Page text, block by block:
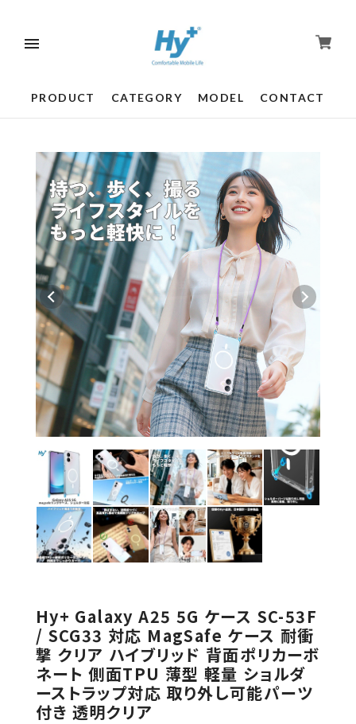
PRODUCT CATEGORY MODEL CONTACT
Hy+ Galaxy A25 5G ケース SC-53F
/ SCG33 対応 MagSafe ケース 耐衝
撃 クリア ハイブリッド 背面ポリカーボ
ネート 側面TPU 薄型 軽量 ショルダ
ーストラップ対応 取り外し可能パーツ
付き 透明クリア